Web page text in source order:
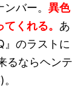
バー。 異色
くれる。 あ
』のラストに
るならヘンテ